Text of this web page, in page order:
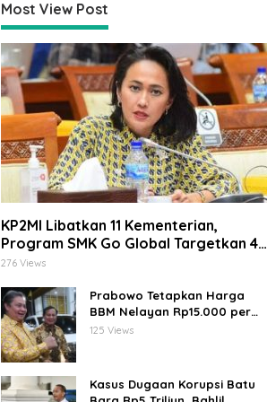
Most View Post
KP2MI Libatkan 11 Kementerian,
Program SMK Go Global Targetkan 40
Ribu Peserta Tahun Ini
276 Views
Prabowo Tetapkan Harga
BBM Nelayan Rp15.000 per
Liter, Berlaku untuk Kapal 30-
125 Views
Kasus Dugaan Korupsi Batu